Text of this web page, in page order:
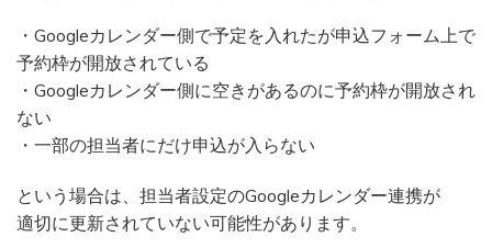
・Googleカレンダー側で予定を入れたが申込フォーム上で
予約枠が開放されている
・Googleカレンダー側に空きがあるのに予約枠が開放され
ない
・一部の担当者にだけ申込が入らない
という場合は、担当者設定のGoogleカレンダー連携が
適切に更新されていない可能性があります。